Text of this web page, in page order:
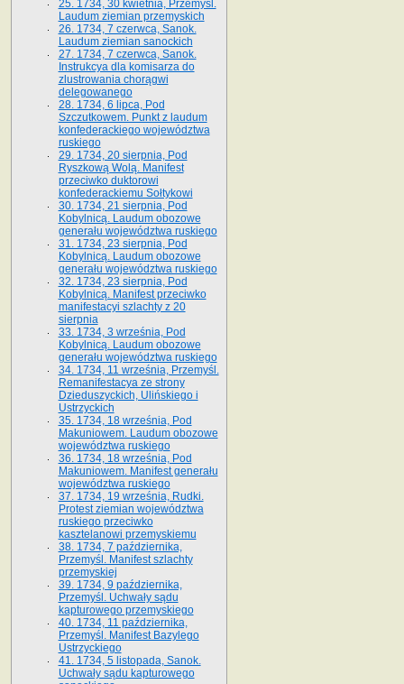
25. 1734, 30 kwietnia, Przemyśl.
Laudum ziemian przemyskich
26. 1734, 7 czerwca, Sanok.
Laudum ziemian sanockich
27. 1734, 7 czerwca, Sanok.
Instrukcya dla komisarza do
zlustrowania chorągwi
delegowanego
28. 1734, 6 lipca, Pod
Szczutkowem. Punkt z laudum
konfederackiego województwa
ruskiego
29. 1734, 20 sierpnia, Pod
Ryszkową Wolą. Manifest
przeciwko duktorowi
konfederackiemu Sołtykowi
30. 1734, 21 sierpnia, Pod
Kobylnicą. Laudum obozowe
generału województwa ruskiego
31. 1734, 23 sierpnia, Pod
Kobylnicą. Laudum obozowe
generału województwa ruskiego
32. 1734, 23 sierpnia, Pod
Kobylnicą. Manifest przeciwko
manifestacyi szlachty z 20
sierpnia
33. 1734, 3 września, Pod
Kobylnicą. Laudum obozowe
generału województwa ruskiego
34. 1734, 11 września, Przemyśl.
Remanifestacya ze strony
Dzieduszyckich, Ulińskiego i
Ustrzyckich
35. 1734, 18 września, Pod
Makuniowem. Laudum obozowe
województwa ruskiego
36. 1734, 18 września, Pod
Makuniowem. Manifest generału
województwa ruskiego
37. 1734, 19 września, Rudki.
Protest ziemian województwa
ruskiego przeciwko
kasztelanowi przemyskiemu
38. 1734, 7 października,
Przemyśl. Manifest szlachty
przemyskiej
39. 1734, 9 października,
Przemyśl. Uchwały sądu
kapturowego przemyskiego
40. 1734, 11 października,
Przemyśl. Manifest Bazylego
Ustrzyckiego
41. 1734, 5 listopada, Sanok.
Uchwały sądu kapturowego